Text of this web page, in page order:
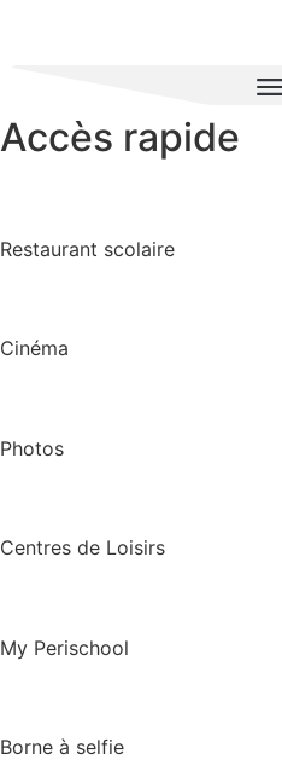
Accès rapide
Restaurant scolaire
Cinéma
Photos
Centres de Loisirs
My Perischool
Borne à selfie